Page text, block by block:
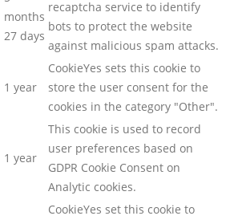
months
27 days
recaptcha service to identify
bots to protect the website
against malicious spam attacks.
1 year
CookieYes sets this cookie to
store the user consent for the
cookies in the category "Other".
1 year
This cookie is used to record
user preferences based on
GDPR Cookie Consent on
Analytic cookies.
CookieYes set this cookie to